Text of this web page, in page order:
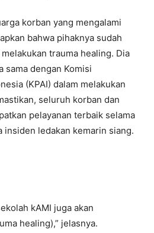
korban yang mengalami
bahwa pihaknya sudah
trauma healing. Dia
sama dengan Komisi
(KPAI) dalam melakukan
seluruh korban dan
pelayanan terbaik selama
insiden ledakan kemarin siang.
kAMI juga akan
healing),” jelasnya.